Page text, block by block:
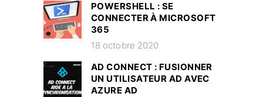
POWERSHELL : SE
CONNECTER À MICROSOFT
365
18 octobre 2020
AD CONNECT : FUSIONNER
UN UTILISATEUR AD AVEC
AZURE AD